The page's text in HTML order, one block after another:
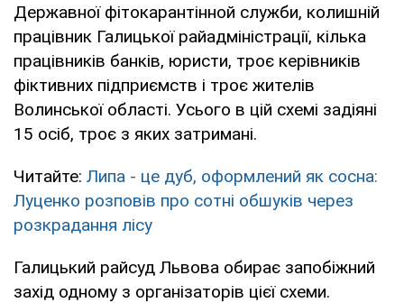
Державної фітокарантінной служби, колишній
працівник Галицької райадміністрації, кілька
працівників банків, юристи, троє керівників
фіктивних підприємств і троє жителів
Волинської області. Усього в цій схемі задіяні
15 осіб, троє з яких затримані.
Читайте: Липа - це дуб, оформлений як сосна:
Луценко розповів про сотні обшуків через
розкрадання лісу
Галицький райсуд Львова обирає запобіжний
захід одному з організаторів цієї схеми.